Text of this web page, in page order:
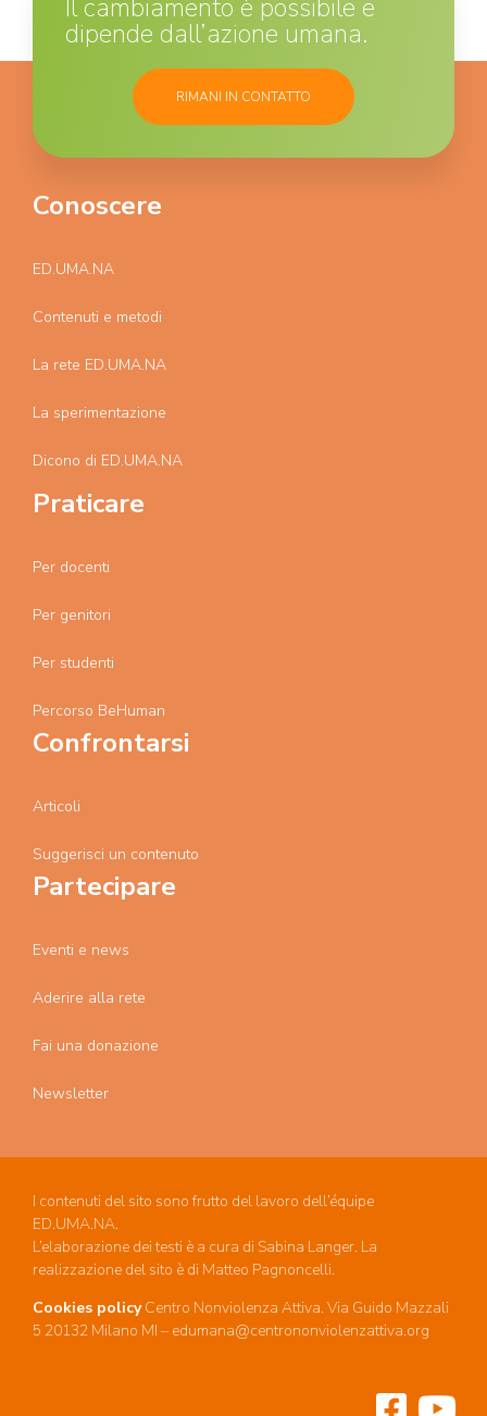
Il cambiamento è possibile e
dipende dall’azione umana.
RIMANI IN CONTATTO
Conoscere
ED.UMA.NA
Contenuti e metodi
La rete ED.UMA.NA
La sperimentazione
Dicono di ED.UMA.NA
Praticare
Per docenti
Per genitori
Per studenti
Percorso BeHuman
Confrontarsi
Articoli
Suggerisci un contenuto
Partecipare
Eventi e news
Aderire alla rete
Fai una donazione
Newsletter
I contenuti del sito sono frutto del lavoro dell’équipe
ED.UMA.NA.
L’elaborazione dei testi è a cura di Sabina Langer. La
realizzazione del sito è di Matteo Pagnoncelli.
Cookies policyCentro Nonviolenza Attiva. Via Guido Mazzali
5 20132 Milano MI – edumana@centrononviolenzattiva.org